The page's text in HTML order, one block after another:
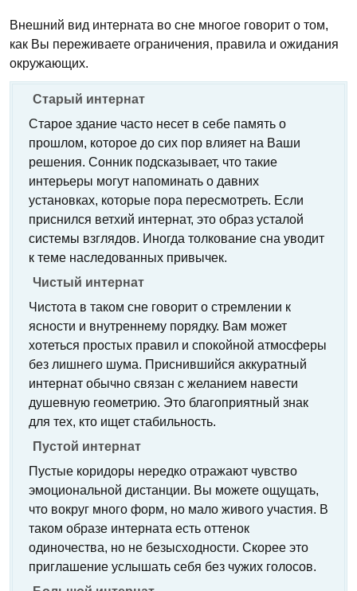
Внешний вид интерната во сне многое говорит о том,
как Вы переживаете ограничения, правила и ожидания
окружающих.
Старый интернат
Старое здание часто несет в себе память о
прошлом, которое до сих пор влияет на Ваши
решения. Сонник подсказывает, что такие
интерьеры могут напоминать о давних
установках, которые пора пересмотреть. Если
приснился ветхий интернат, это образ усталой
системы взглядов. Иногда толкование сна уводит
к теме наследованных привычек.
Чистый интернат
Чистота в таком сне говорит о стремлении к
ясности и внутреннему порядку. Вам может
хотеться простых правил и спокойной атмосферы
без лишнего шума. Приснившийся аккуратный
интернат обычно связан с желанием навести
душевную геометрию. Это благоприятный знак
для тех, кто ищет стабильность.
Пустой интернат
Пустые коридоры нередко отражают чувство
эмоциональной дистанции. Вы можете ощущать,
что вокруг много форм, но мало живого участия. В
таком образе интерната есть оттенок
одиночества, но не безысходности. Скорее это
приглашение услышать себя без чужих голосов.